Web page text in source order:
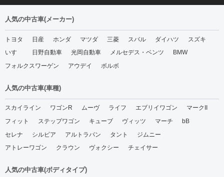
人気の中古車(メーカー)
トヨタ 日産 ホンダ マツダ 三菱 スバル ダイハツ
スズキ
いすゞ
日野自動車 光岡自動車 メルセデス・ベンツ
BMW
フォルクスワーゲン
アウデイ ボルボ
人気の中古車(車種)
スカイライン ワゴンR ムーヴ ライフ エブリイワゴン
マークII
フィット
ステップワゴン キューブ ヴィッツ マーチ
bB
セレナ
シルビア アルトラパン タント
ジムニー
アトレーワゴン
クラウン ヴォクシー チェイサー
人気の中古車(ボディタイプ)